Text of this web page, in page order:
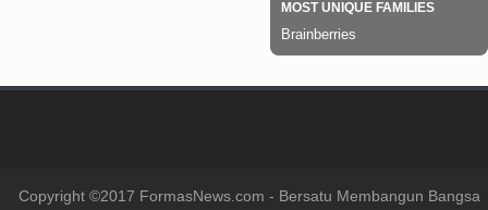
Copyright ©2017 FormasNews.com - Bersatu Membangun Bangsa